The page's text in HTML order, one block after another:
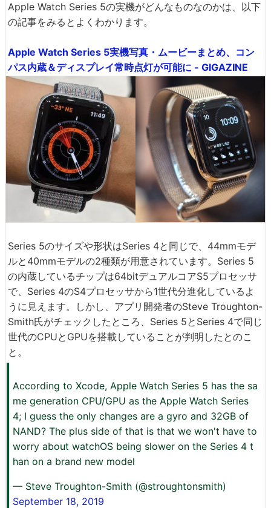
Apple Watch Series 5の実機がどんなものなのかは、以下
の記事をみるとよくわかります。
Apple Watch Series 5実機写真・ムービーまとめ、コン
パス内蔵＆ディスプレイ常時点灯が可能に - GIGAZINE
Series 5のサイズや形状はSeries 4と同じで、44mmモデ
ルと40mmモデルの2種類が用意されています。Series 5
の内蔵しているチップは64bitデュアルコアS5プロセッサ
で、Series 4のS4プロセッサから1世代分進化しているよ
うに見えます。しかし、アプリ開発者のSteve Troughton-
Smith氏がチェックしたところ、Series 5とSeries 4で同じ
世代のCPUとGPUを搭載していることが判明したとのこ
と。
According to Xcode, Apple Watch Series 5 has the sa
me generation CPU/GPU as the Apple Watch Series
4; I guess the only changes are a gyro and 32GB of
NAND? The plus side of that is that we won't have to
worry about watchOS being slower on the Series 4 t
han on a brand new model
— Steve Troughton-Smith (@stroughtonsmith)
September 18, 2019